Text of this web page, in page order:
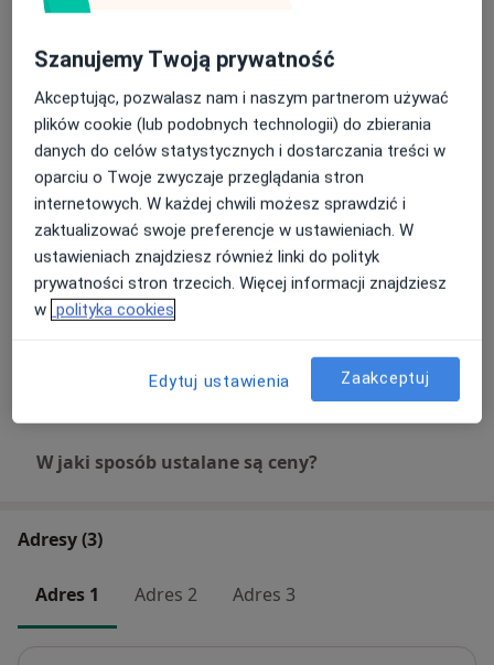
guzków skórnych
Dr Cyj - peptydowa terapia
hamująca wypadanie włosów
650 zł Szczegóły
Umów wizytę
Wymrażanie brodawek płaskich
tzw. "kurzajek"
250 zł Szczegóły
Umów wizytę
Botoks
W jaki sposób ustalane są ceny?
Adresy (3)
Adres 1 Adres 2 Adres 3
Szanujemy Twoją prywatność
Akceptując, pozwalasz nam i naszym partnerom używać
plików cookie (lub podobnych technologii) do zbierania
danych do celów statystycznych i dostarczania treści w
oparciu o Twoje zwyczaje przeglądania stron
internetowych. W każdej chwili możesz sprawdzić i
zaktualizować swoje preferencje w ustawieniach. W
ustawieniach znajdziesz również linki do polityk
prywatności stron trzecich. Więcej informacji znajdziesz
w polityka cookies
Edytuj ustawienia Zaakceptuj